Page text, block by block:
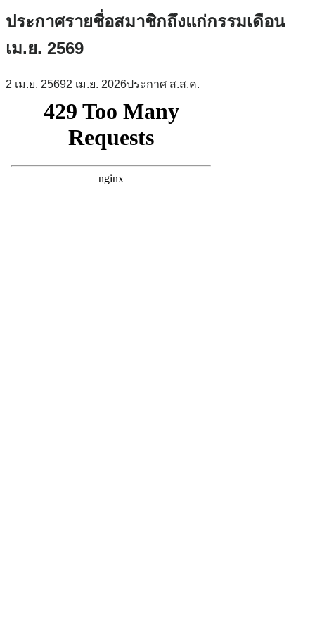
ประกาศรายชื่อสมาชิกถึงแก่กรรมเดือน
เม.ย. 2569
2 เม.ย. 25692 เม.ย. 2026ประกาศ ส.ส.ค.